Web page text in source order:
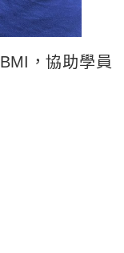
，協助學員